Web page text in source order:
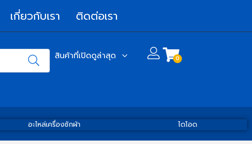
เกี่ยวกับเรา ติดต่อเรา
สินค้าที่เปิดดูล่าสุด 0
อะไหล่เครื่องซักผ้า ไดโอด